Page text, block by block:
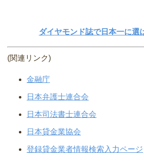
ダイヤモンド誌で日本一に選
(関連リンク)
金融庁
日本弁護士連合会
日本司法書士連合会
日本貸金業協会
登録貸金業者情報検索入力ページ